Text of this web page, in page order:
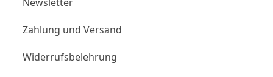
Zahlung und Versand
Widerrufsbelehrung